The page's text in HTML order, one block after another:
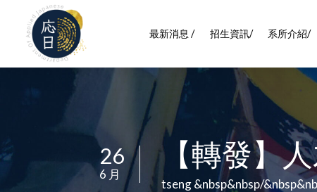
最新消息 / 招生資訊/ 系所介紹/
26 /
6 月 /
【轉發】
tseng &nbsp&nbsp/